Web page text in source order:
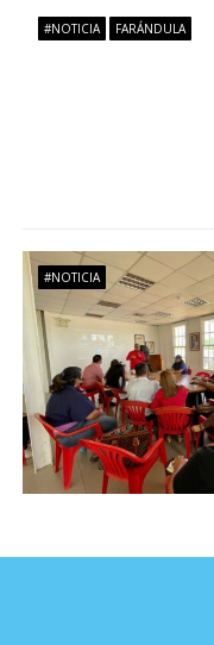
n
n
t
r
a
#NOTICIA FARÁNDULA
#NOTICIA